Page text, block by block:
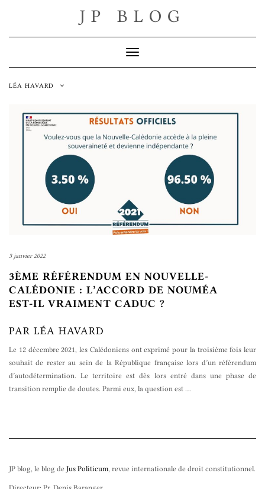
JP BLOG
Toggle Navigation
LÉA HAVARD
3 janvier 2022
3ÈME RÉFÉRENDUM EN NOUVELLE-
CALÉDONIE : L’ACCORD DE NOUMÉA
EST‑IL VRAIMENT CADUC ?
PAR LÉA HAVARD
Le 12 décembre 2021, les Calédoniens ont exprimé pour la troisième fois leur
souhait de rester au sein de la République française lors d’un référendum
d’autodétermination. Le territoire est dès lors entré dans une phase de
transition remplie de doutes. Parmi eux, la question est …
JP blog, le blog de Jus Politicum, revue internationale de droit constitutionnel.